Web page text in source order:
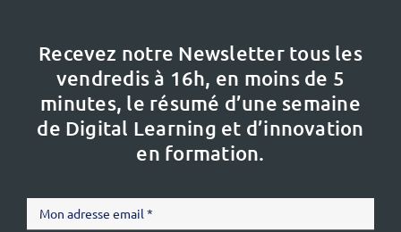
Recevez notre Newsletter tous les
vendredis à 16h, en moins de 5
minutes, le résumé d’une semaine
de Digital Learning et d’innovation
en formation.